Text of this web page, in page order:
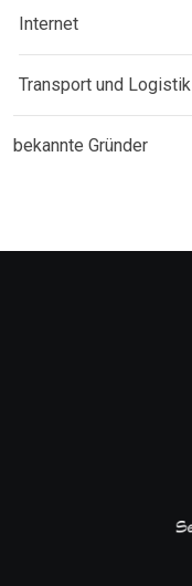
Internet
Transport und Logistik
bekannte Gründer